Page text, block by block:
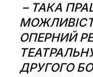
– ТАКА
ОПЕРНИЙ
ДРУГОГО